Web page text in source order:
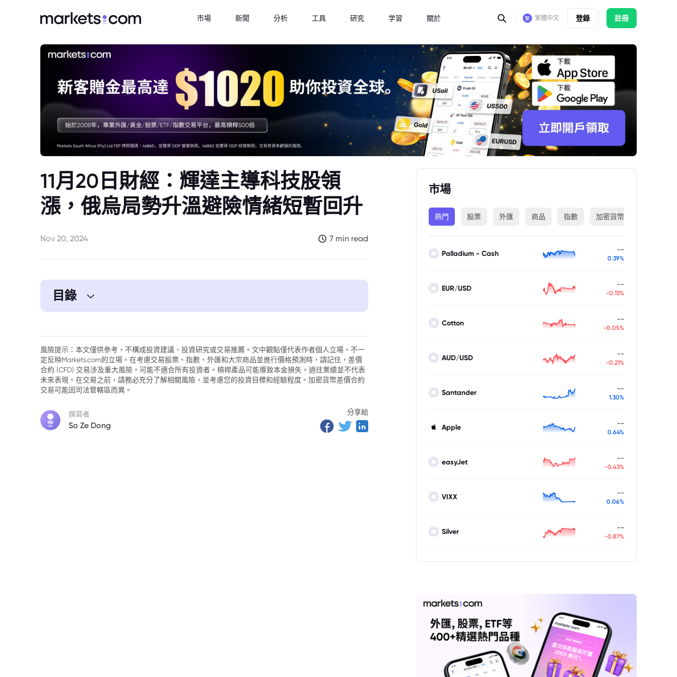
市場 新聞 分析 工具 研究 学習 關於 繁體中文 登錄 註冊
11月20日財經：輝達主導科技股領
漲，俄烏局勢升溫避險情緒短暫回升
Nov 20, 2024 7 min read
目錄
3. 俄烏局勢再起波瀾，避險情緒短暫抬頭
4. 財報季來臨：零售與科技引領關注
6. Comcast分拆計劃：重組業務迎接未來
風險提示：本文僅供參考，不構成投資建議、投資研究或交易推薦。文中觀點僅代表作者個人立場，不一
定反映Markets.com的立場。在考慮交易股票、指數、外匯和大宗商品並進行價格預測時，請記住，差價
合約 (CFD) 交易涉及重大風險，可能不適合所有投資者。槓桿產品可能導致本金損失。過往業績並不代表
未來表現。在交易之前，請務必充分了解相關風險，並考慮您的投資目標和經驗程度。加密貨幣差價合約
交易可能因司法管轄區而異。
撰寫者
So Ze Dong
分享給
市場
熱門 股票 外匯 商品 指數 加密貨幣
Palladium - Cash --
0.39%
EUR/USD --
-0.13%
Cotton --
-0.05%
AUD/USD --
-0.21%
Santander --
1.30%
Apple --
0.64%
easyJet --
-0.43%
VIXX --
0.06%
Silver --
-0.87%